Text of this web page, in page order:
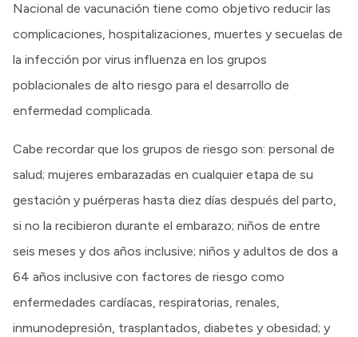
Nacional de vacunación tiene como objetivo reducir las
complicaciones, hospitalizaciones, muertes y secuelas de
la infección por virus influenza en los grupos
poblacionales de alto riesgo para el desarrollo de
enfermedad complicada.
Cabe recordar que los grupos de riesgo son: personal de
salud; mujeres embarazadas en cualquier etapa de su
gestación y puérperas hasta diez días después del parto,
si no la recibieron durante el embarazo; niños de entre
seis meses y dos años inclusive; niños y adultos de dos a
64 años inclusive con factores de riesgo como
enfermedades cardíacas, respiratorias, renales,
inmunodepresión, trasplantados, diabetes y obesidad; y